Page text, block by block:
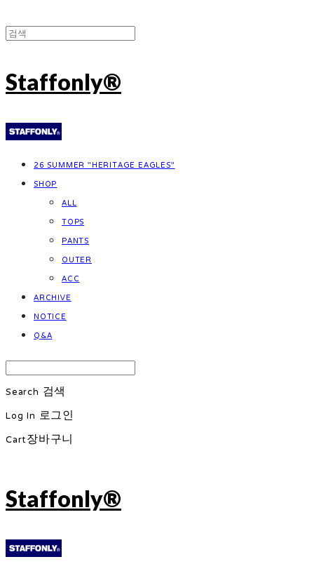
Staffonly®
26 SUMMER "HERITAGE EAGLES"
SHOP
ALL
TOPS
PANTS
OUTER
ACC
ARCHIVE
NOTICE
Q&A
Search 검색
Log In 로그인
Cart장바구니
Staffonly®